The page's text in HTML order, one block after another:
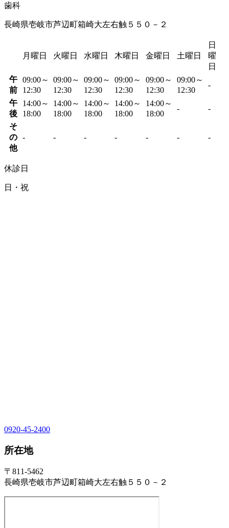
歯科
長崎県壱岐市芦辺町箱崎大左右触５５０－２
月曜日 火曜日 水曜日 木曜日 金曜日 土曜日
日
曜
日
午
前
09:00～
12:30
09:00～
12:30
09:00～
12:30
09:00～
12:30
09:00～
12:30
09:00～
12:30
-
午
後
14:00～
18:00
14:00～
18:00
14:00～
18:00
14:00～
18:00
14:00～
18:00
- -
そ
の
他
- - - - - - -
休診日
日・祝
0920-45-2400
所在地
〒811-5462
長崎県壱岐市芦辺町箱崎大左右触５５０－２